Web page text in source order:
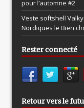
pour l’automne #2
Veste softshell
Nordiques le Bien
Rester connecté
Retour vers le